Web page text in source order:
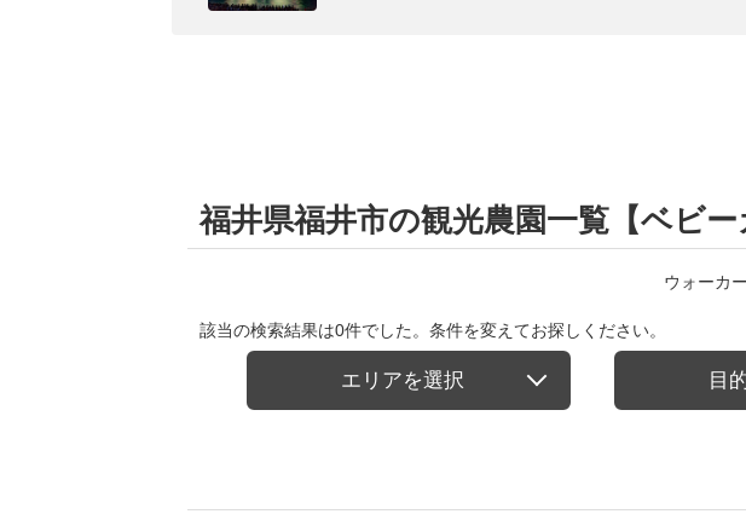
福井県福井市の観光農園一覧【ベビー
ウォーカ
該当の検索結果は0件でした。条件を変えてお探しください。
エリアを選択 目